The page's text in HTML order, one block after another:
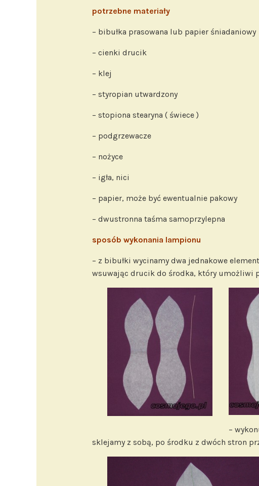
potrzebne materiały
– bibułka prasowana lub papier śniadaniowy
– cienki drucik
– klej
– styropian utwardzony
– stopiona stearyna ( świece )
– podgrzewacze
– nożyce
– igła, nici
– papier, może być ewentualnie pakowy
– dwustronna taśma samoprzylepna
sposób wykonania lampionu
– z bibułki wycinamy dwa jednakowe
wsuwając drucik do środka, który umożliwi
–
sklejamy z sobą, po środku z dwóch stron